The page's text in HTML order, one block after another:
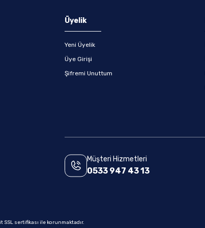
Üyelik
Yeni Üyelik
Üye Girişi
Şifremi Unuttum
Müşteri Hizmetleri
0533 947 43 13
SSL sertifikası ile korunmaktadır.